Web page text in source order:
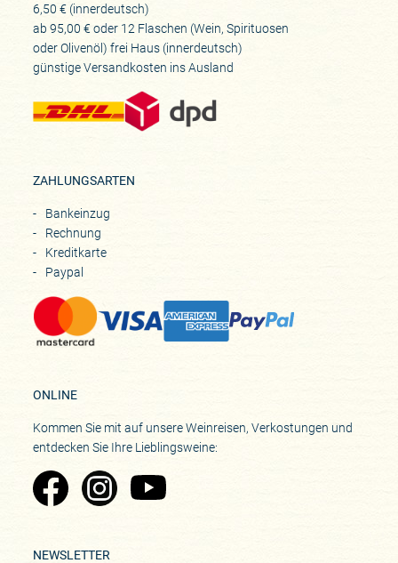
6,50 € (innerdeutsch)
ab 95,00 € oder 12 Flaschen (Wein, Spirituosen
oder Olivenöl) frei Haus (innerdeutsch)
günstige Versandkosten ins Ausland
ZAHLUNGSARTEN
Bankeinzug
Rechnung
Kreditkarte
Paypal
ONLINE
Kommen Sie mit auf unsere Weinreisen, Verkostungen und
entdecken Sie Ihre Lieblingsweine:
Zu Pinard's Facebook-Seite
Zu Pinard's Instagram-Seite
Zu Pinard's YouTube-Seite
NEWSLETTER